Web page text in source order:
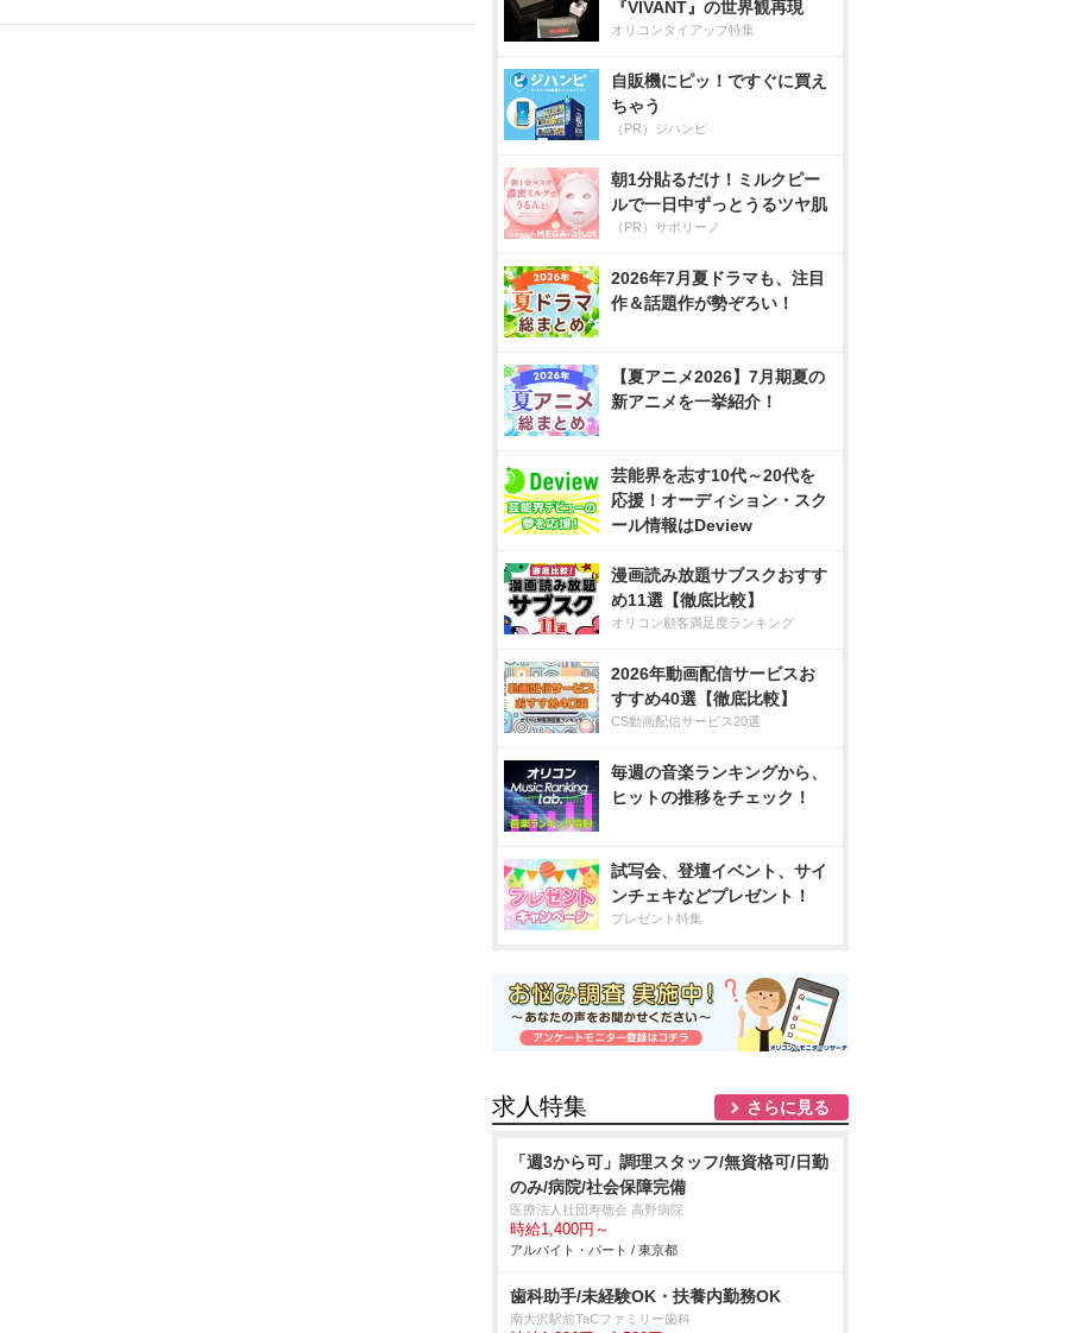
『VIVANT』の世界観再現
オリコンタイアップ特集
自販機にピッ！ですぐに買え
ちゃう
（PR）ジハンピ
朝1分貼るだけ！ミルクピー
ルで一日中ずっとうるツヤ肌
（PR）サボリーノ
2026年7月夏ドラマも、注目
作＆話題作が勢ぞろい！
【夏アニメ2026】7月期夏の
新アニメを一挙紹介！
芸能界を志す10代～20代を
応援！オーディション・スク
ール情報はDeview
漫画読み放題サブスクおすす
め11選【徹底比較】
オリコン顧客満足度ランキング
2026年動画配信サービスお
すすめ40選【徹底比較】
CS動画配信サービス20選
毎週の音楽ランキングから、
ヒットの推移をチェック！
試写会、登壇イベント、サイ
ンチェキなどプレゼント！
プレゼント特集
求人特集 さらに見る
「週3から可」調理スタッフ/無資格可/日勤
のみ/病院/社会保障完備
医療法人社団寿徳会 高野病院
時給1,400円～
アルバイト・パート / 東京都
歯科助手/未経験OK・扶養内勤務OK
南大沢駅前TaCファミリー歯科